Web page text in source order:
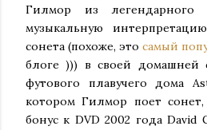
Гилмор из легендарного
музыкальную
сонета (похоже, это самый
блоге ))) в своей домашней
футового плавучего дома
котором Гилмор поет
бонус к DVD 2002 года David